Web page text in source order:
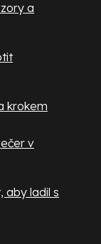
a
krokem
v
aby ladil s